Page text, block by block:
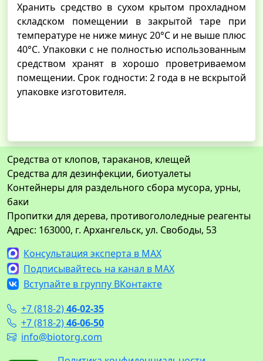
Хранить средство в сухом крытом прохладном
складском помещении в закрытой таре при
температуре не ниже минус 20°С и не выше плюс
40°С. Упаковки с не полностью использованным
средством хранят в хорошо проветриваемом
помещении. Срок годности: 2 года в не вскрытой
упаковке изготовителя.
Средства от клопов, тараканов, клещей
Средства для дезинфекции, биотуалеты
Контейнеры для раздельного сбора мусора, урны,
баки
Пропитки для дерева, противогололедные реагенты
Адрес: 163000, г. Архангельск, ул. Свободы, 53
Консультация эксперта в MAX
Подписывайтесь на канал в MAX
Вступайте в группу ВКонтакте
+7 (818-2)46-02-35
+7 (818-2)46-06-50
info@biotorg.com